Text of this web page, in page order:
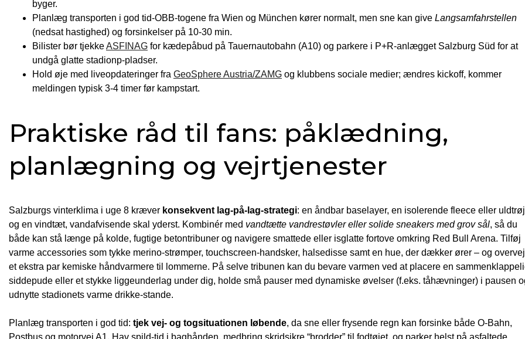
byger.
Planlæg transporten i god tid-OBB-togene fra Wien og München kører normalt, men sne kan give Langsamfahrstellen
(nedsat hastighed) og forsinkelser på 10-30 min.
Bilister bør tjekkeASFINAG for kæde­påbud på Tauernautobahn (A10) og parkere i P+R-anlægget Salzburg Süd for at
undgå glatte stadion­p-pladser.
Hold øje med live­opdateringer fra GeoSphere Austria/ZAMG og klubbens sociale medier; ændres kickoff, kommer
meldingen typisk 3-4 timer før kampstart.
Praktiske råd til fans: påklædning,
planlægning og vejrtjenester
Salzburgs vinterklima i uge 8 kræver konsekvent lag-på-lag-strategi: en åndbar baselayer, en isolerende fleece eller
og en vindtæt, vandafvisende skal yderst. Kombinér med vandtætte vandrestøvler eller solide sneakers med grov sål, så du
både kan stå længe på kolde, fugtige betontribuner og navigere smattede eller isglatte fortove omkring Red Bull Arena. Tilføj
varme accessories som tykke merino-strømper, touchscreen-handsker, halsedisse samt en hue, der dækker ører – og overvej
et ekstra par kemiske håndvarmere til lommerne. På selve tribunen kan du bevare varmen ved at placere en
siddepude eller et stykke liggeunderlag under dig, holde små pauser med dynamiske øvelser (f.eks. tåhævninger) i pausen
udnytte stadionets varme drikke-stande.
Planlæg transporten i god tid: tjek vej- og togsituationen løbende, da sne eller frysende regn kan forsinke både O-Bahn,
Postbus og motorvej A1. Hav spild-tid i baghånden, medbring skridsikre “brodder” til fodtøjet, og parker helst på asfaltede